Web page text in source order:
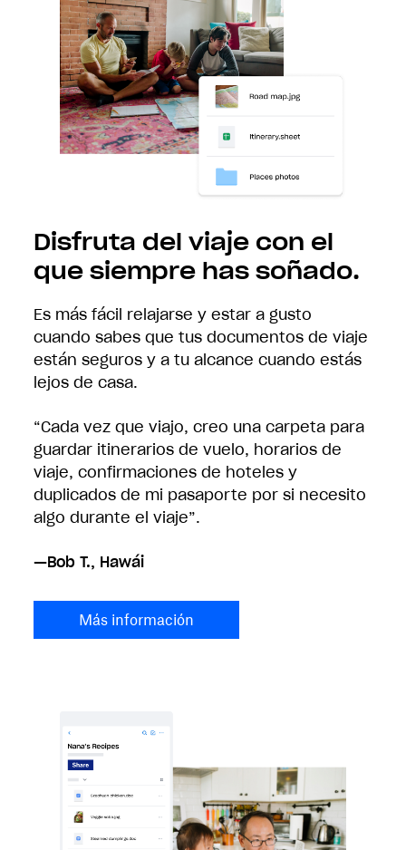
Disfruta del viaje con el
que siempre has soñado.
Es más fácil relajarse y estar a gusto
cuando sabes que tus documentos de viaje
están seguros y a tu alcance cuando estás
lejos de casa.
“Cada vez que viajo, creo una carpeta para
guardar itinerarios de vuelo, horarios de
viaje, confirmaciones de hoteles y
duplicados de mi pasaporte por si necesito
algo durante el viaje”.
—Bob T., Hawái
Más información